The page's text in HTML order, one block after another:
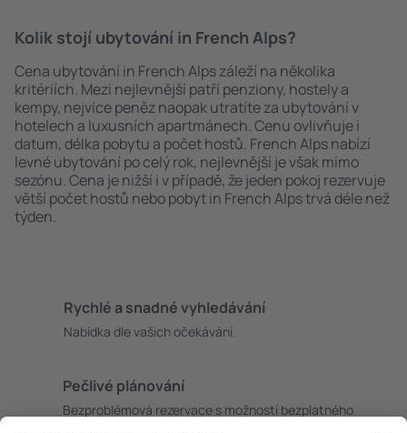
Kolik stojí ubytování in French Alps?
Cena ubytování in French Alps záleží na několika
kritériích. Mezi nejlevnější patří penziony, hostely a
kempy, nejvíce peněz naopak utratíte za ubytování v
hotelech a luxusních apartmánech. Cenu ovlivňuje i
datum, délka pobytu a počet hostů. French Alps nabízí
levné ubytování po celý rok, nejlevnější je však mimo
sezónu. Cena je nižší i v případě, že jeden pokoj rezervuje
větší počet hostů nebo pobyt in French Alps trvá déle než
týden.
Rychlé a snadné vyhledávání
Nabídka dle vašich očekávání.
Pečlivé plánování
Bezproblémová rezervace s možností bezplatného